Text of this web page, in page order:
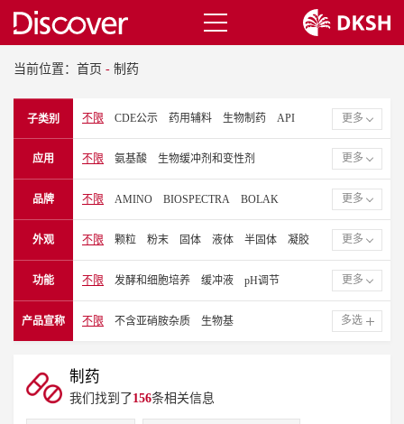
当前位置： 首页 - 制药
子类别 不限 CDE公示 药用辅料 生物制药
API
洁净室耗材
更多
应用 不限 氨基酸
生物缓冲剂和变性剂
细胞培养添加剂
生化和试剂 胶囊
颗粒
口服制剂
改善口感 掩饰口感 局部的
注射剂和肠外注射剂
溶液
片剂
矿物质和营养素
粉末 吸入 眼科
口腔
医疗器械
牙科 外用药
洁净室管理
磷酸盐缓冲体系
酸调节剂
无机盐/矿物盐
有机溶剂
变性剂 抑菌剂/抗氧化剂
防腐剂
更多
品牌 不限 AMINO BIOSPECTRA
BOLAK
CITRIBEL
CLARIANT
DUKSAN PURE CHEMICAL
EFP BIOTEK
MALHOTRA ORGANIC
NIPPON TALC
更多
外观 不限 颗粒 粉末 固体 液体 半固体
凝胶
纤维和不锈钢
更多
功能 不限 发酵和细胞培养 缓冲液
pH调节
碳水化合物来源
生物缓冲液 崩解剂
口感改善
口感掩饰
表面活性剂 辅助的
更多
产品宣称 不限 不含亚硝胺杂质 生物基 多选
制药
我们找到了156条相关信息